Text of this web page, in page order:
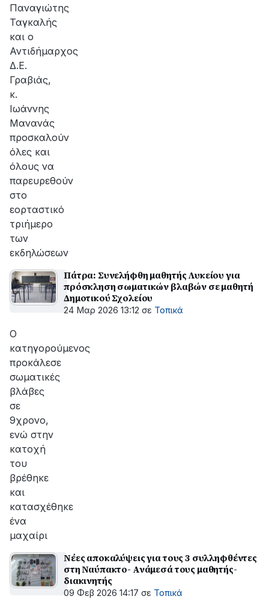
Παναγιώτης
Ταγκαλής
και ο
Αντιδήμαρχος
Δ.Ε.
Γραβιάς,
κ.
Ιωάννης
Μανανάς
προσκαλούν
όλες και
όλους να
παρευρεθούν
στο
εορταστικό
τριήμερο
των
εκδηλώσεων
Πάτρα: Συνελήφθη μαθητής Λυκείου για
πρόσκληση σωματικών βλαβών σε μαθητή
Δημοτικού Σχολείου
24 Μαρ 2026 13:12 σε Τοπικά
Ο
κατηγορούμενος
προκάλεσε
σωματικές
βλάβες
σε
9χρονο,
ενώ στην
κατοχή
του
βρέθηκε
και
κατασχέθηκε
ένα
μαχαίρι
Νέες αποκαλύψεις για τους 3 συλληφθέντες
στη Ναύπακτο- Ανάμεσά τους μαθητής-
διακινητής
09 Φεβ 2026 14:17 σε Τοπικά